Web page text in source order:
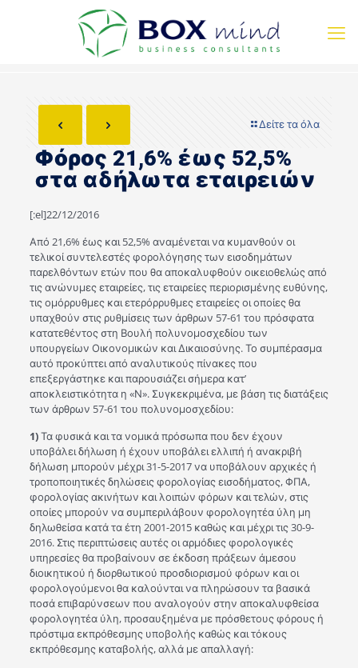
Δείτε τα όλα
Φόρος 21,6% έως 52,5%
στα αδήλωτα εταιρειών
[:el]22/12/2016
Από 21,6% έως και 52,5% αναμένεται να κυμανθούν οι
τελικοί συντελεστές φορολόγησης των εισοδημάτων
παρελθόντων ετών που θα αποκαλυφθούν οικειοθελώς από
τις ανώνυμες εταιρείες, τις εταιρείες περιορισμένης ευθύνης,
τις ομόρρυθμες και ετερόρρυθμες εταιρείες οι οποίες θα
υπαχθούν στις ρυθμίσεις των άρθρων 57-61 του πρόσφατα
κατατεθέντος στη Βουλή πολυνομοσχεδίου των
υπουργείων Οικονομικών και Δικαιοσύνης. Το συμπέρασμα
αυτό προκύπτει από αναλυτικούς πίνακες που
επεξεργάστηκε και παρουσιάζει σήμερα κατ’
αποκλειστικότητα η «Ν». Συγκεκριμένα, με βάση τις διατάξεις
των άρθρων 57-61 του πολυνομοσχεδίου:
1)Τα φυσικά και τα νομικά πρόσωπα που δεν έχουν
υποβάλει δήλωση ή έχουν υποβάλει ελλιπή ή ανακριβή
δήλωση μπορούν μέχρι 31-5-2017 να υποβάλουν αρχικές ή
τροποποιητικές δηλώσεις φορολογίας εισοδήματος, ΦΠΑ,
φορολογίας ακινήτων και λοιπών φόρων και τελών, στις
οποίες μπορούν να συμπεριλάβουν φορολογητέα ύλη μη
δηλωθείσα κατά τα έτη 2001-2015 καθώς και μέχρι τις 30-9-
2016. Στις περιπτώσεις αυτές οι αρμόδιες φορολογικές
υπηρεσίες θα προβαίνουν σε έκδοση πράξεων άμεσου
διοικητικού ή διορθωτικού προσδιορισμού φόρων και οι
φορολογούμενοι θα καλούνται να πληρώσουν τα βασικά
ποσά επιβαρύνσεων που αναλογούν στην αποκαλυφθείσα
φορολογητέα ύλη, προσαυξημένα με πρόσθετους φόρους ή
πρόστιμα εκπρόθεσμης υποβολής καθώς και τόκους
εκπρόθεσμης καταβολής, αλλά με απαλλαγή: